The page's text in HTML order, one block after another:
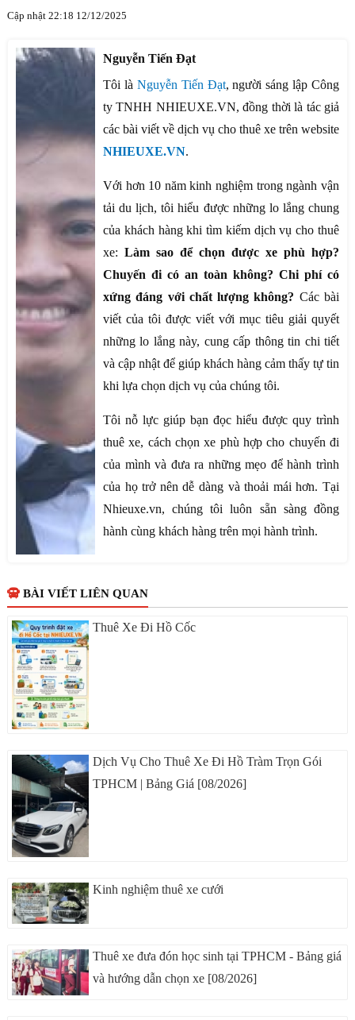
Cập nhật 22:18 12/12/2025
Nguyễn Tiến Đạt
Tôi là Nguyễn Tiến Đạt, người sáng lập Công
ty TNHH NHIEUXE.VN, đồng thời là tác giả
các bài viết về dịch vụ cho thuê xe trên website
NHIEUXE.VN.
Với hơn 10 năm kinh nghiệm trong ngành vận
tải du lịch, tôi hiểu được những lo lắng chung
của khách hàng khi tìm kiếm dịch vụ cho thuê
xe: Làm sao để chọn được xe phù hợp?
Chuyến đi có an toàn không? Chi phí có
xứng đáng với chất lượng không? Các bài
viết của tôi được viết với mục tiêu giải quyết
những lo lắng này, cung cấp thông tin chi tiết
và cập nhật để giúp khách hàng cảm thấy tự tin
khi lựa chọn dịch vụ của chúng tôi.
Tôi nỗ lực giúp bạn đọc hiểu được quy trình
thuê xe, cách chọn xe phù hợp cho chuyến đi
của mình và đưa ra những mẹo để hành trình
của họ trở nên dễ dàng và thoải mái hơn. Tại
Nhieuxe.vn, chúng tôi luôn sẵn sàng đồng
hành cùng khách hàng trên mọi hành trình.
BÀI VIẾT LIÊN QUAN
Thuê Xe Đi Hồ Cốc
Dịch Vụ Cho Thuê Xe Đi Hồ Tràm Trọn Gói
TPHCM | Bảng Giá [08/2026]
Kinh nghiệm thuê xe cưới
Thuê xe đưa đón học sinh tại TPHCM - Bảng giá
và hướng dẫn chọn xe [08/2026]